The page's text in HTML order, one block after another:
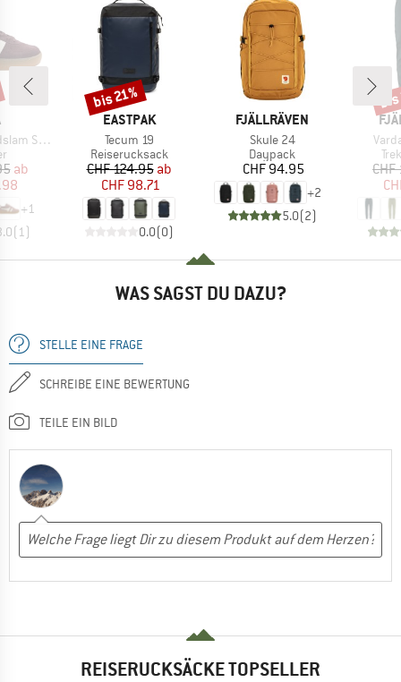
Suede
Preis
ab
+1
(1 )
MARKE
EASTPAK
Artikel
Tecum 19
Produktgruppe
Reiserucksack
Preis
CHF 124.95reduzierter Preis
ab
CHF 98.71
0.0(0)
Rabatt
bis 21%
MARKE
FJÄLLRÄVEN
Artikel
Skule 24
Produktgruppe
Daypack
Preis
CHF 94.95
+2
5.0(2)
WAS SAGST DU DAZU?
STELLE EINE FRAGE
SCHREIBE EINE BEWERTUNG
TEILE EIN BILD
REISERUCKSÄCKE TOPSELLER